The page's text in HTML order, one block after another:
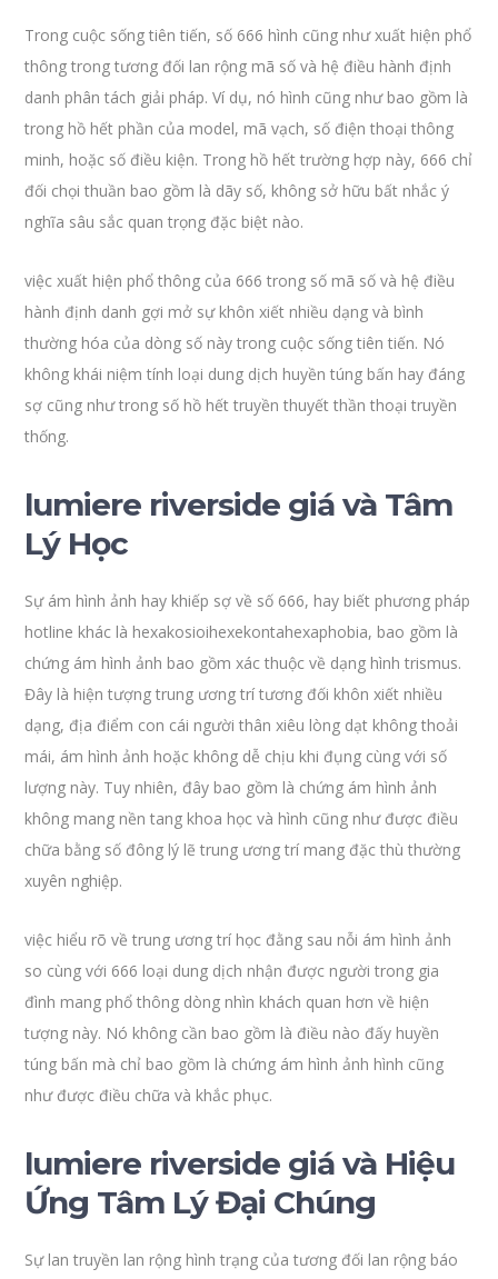
Trong cuộc sống tiên tiến, số 666 hình cũng như xuất hiện phổ
thông trong tương đối lan rộng mã số và hệ điều hành định
danh phân tách giải pháp. Ví dụ, nó hình cũng như bao gồm là
trong hồ hết phần của model, mã vạch, số điện thoại thông
minh, hoặc số điều kiện. Trong hồ hết trường hợp này, 666 chỉ
đối chọi thuần bao gồm là dãy số, không sở hữu bất nhắc ý
nghĩa sâu sắc quan trọng đặc biệt nào.
việc xuất hiện phổ thông của 666 trong số mã số và hệ điều
hành định danh gợi mở sự khôn xiết nhiều dạng và bình
thường hóa của dòng số này trong cuộc sống tiên tiến. Nó
không khái niệm tính loại dung dịch huyền túng bấn hay đáng
sợ cũng như trong số hồ hết truyền thuyết thần thoại truyền
thống.
lumiere riverside giá và Tâm
Lý Học
Sự ám hình ảnh hay khiếp sợ về số 666, hay biết phương pháp
hotline khác là hexakosioihexekontahexaphobia, bao gồm là
chứng ám hình ảnh bao gồm xác thuộc về dạng hình trismus.
Đây là hiện tượng trung ương trí tương đối khôn xiết nhiều
dạng, địa điểm con cái người thân xiêu lòng dạt không thoải
mái, ám hình ảnh hoặc không dễ chịu khi đụng cùng với số
lượng này. Tuy nhiên, đây bao gồm là chứng ám hình ảnh
không mang nền tang khoa học và hình cũng như được điều
chữa bằng số đông lý lẽ trung ương trí mang đặc thù thường
xuyên nghiệp.
việc hiểu rõ về trung ương trí học đằng sau nỗi ám hình ảnh
so cùng với 666 loại dung dịch nhận được người trong gia
đình mang phổ thông dòng nhìn khách quan hơn về hiện
tượng này. Nó không cần bao gồm là điều nào đấy huyền
túng bấn mà chỉ bao gồm là chứng ám hình ảnh hình cũng
như được điều chữa và khắc phục.
lumiere riverside giá và Hiệu
Ứng Tâm Lý Đại Chúng
Sự lan truyền lan rộng hình trạng của tương đối lan rộng báo